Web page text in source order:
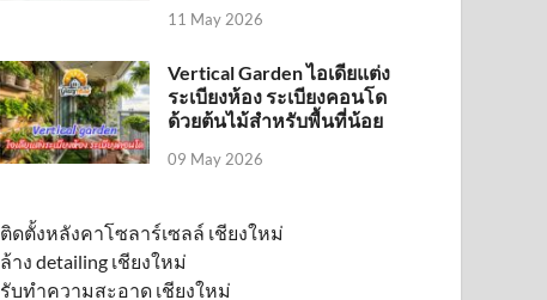
11 May 2026
Vertical Garden ไอเดียแต่ง
ระเบียงห้อง ระเบียงคอนโด
ด้วยต้นไม้สำหรับพื้นที่น้อย
09 May 2026
ติดตั้งหลังคาโซลาร์เซลล์ เชียงใหม่
ล้าง detailing เชียงใหม่
รับทำความสะอาด เชียงใหม่